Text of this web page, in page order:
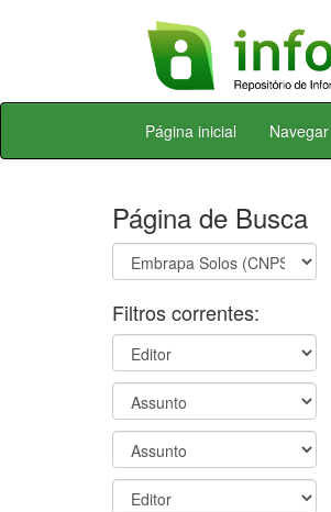
Skip
Página inicial Navegar
Página de Busca
Filtros correntes: